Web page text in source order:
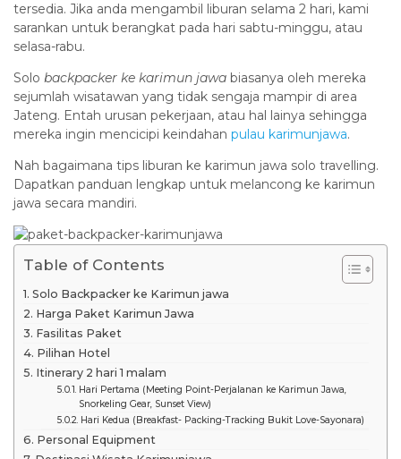
tersedia. Jika anda mengambil liburan selama 2 hari, kami
sarankan untuk berangkat pada hari sabtu-minggu, atau
selasa-rabu.
Solo backpacker ke karimun jawa biasanya oleh mereka
sejumlah wisatawan yang tidak sengaja mampir di area
Jateng. Entah urusan pekerjaan, atau hal lainya sehingga
mereka ingin mencicipi keindahan pulau karimunjawa.
Nah bagaimana tips liburan ke karimun jawa solo travelling.
Dapatkan panduan lengkap untuk melancong ke karimun
jawa secara mandiri.
Table of Contents
Solo Backpacker ke Karimun jawa
Harga Paket Karimun Jawa
Fasilitas Paket
Pilihan Hotel
Itinerary 2 hari 1 malam
Hari Pertama (Meeting Point-Perjalanan ke Karimun Jawa,
Snorkeling Gear, Sunset View)
Hari Kedua (Breakfast- Packing-Tracking Bukit Love-Sayonara)
Personal Equipment